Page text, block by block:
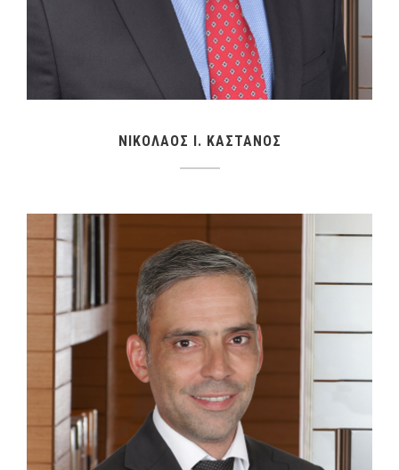
ΝΙΚΟΛΑΟΣ I. ΚΑΣΤΑΝΟΣ